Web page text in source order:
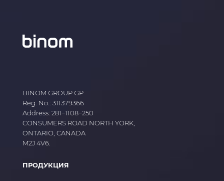
BINOM GROUP GP
Reg. No.: 311379366
Address: 281−1108−250
CONSUMERS ROAD NORTH YORK,
ONTARIO, CANADA
M2J 4V6.
ПРОДУКЦИЯ